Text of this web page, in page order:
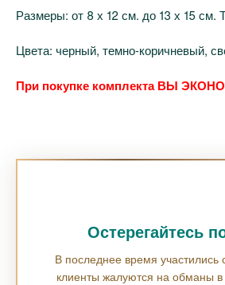
Размеры: от 8 х 12 см. до 13 х 15
Цвета: черный, темно-коричневый,
При покупке комплекта ВЫ
Остерегайтесь
В последнее время участились
клиенты жалуются на обманы в